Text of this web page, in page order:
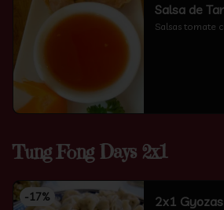
Salsa de
Salsas tomate
Tung Fong Days 2x1
-17% 2x1